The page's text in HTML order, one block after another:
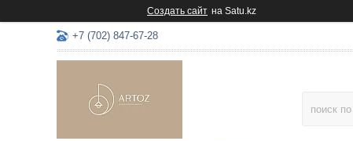
Создать сайт на Satu.kz
+7 (702) 847-67-28